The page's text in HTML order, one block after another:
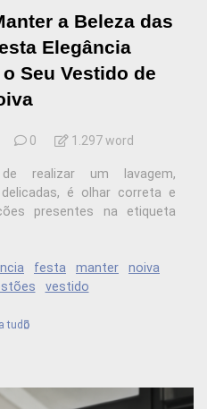
a Beleza das
Elegância
Seu Vestido de
0 1.297 word
realizar um lavagem,
é olhar correta e
presentes na etiqueta
festa manter
noiva
vestido
tudo